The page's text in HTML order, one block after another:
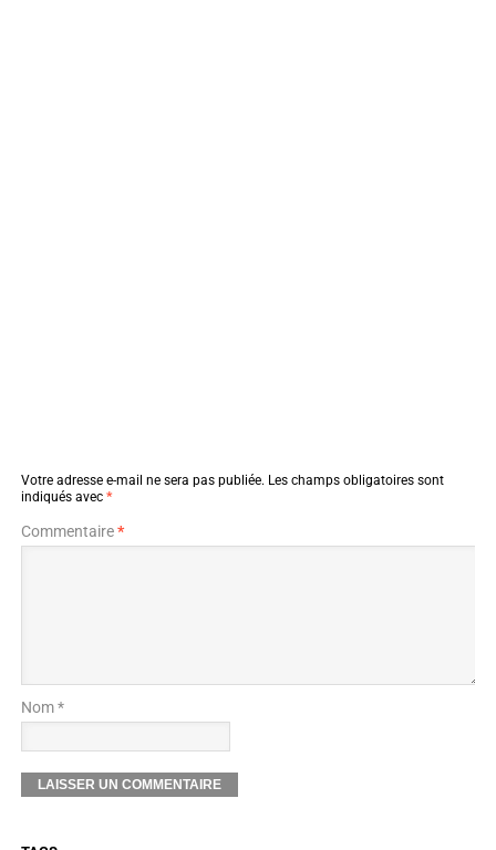
Votre adresse e-mail ne sera pas publiée. Les champs obligatoires sont
indiqués avec *
Commentaire*
Nom *